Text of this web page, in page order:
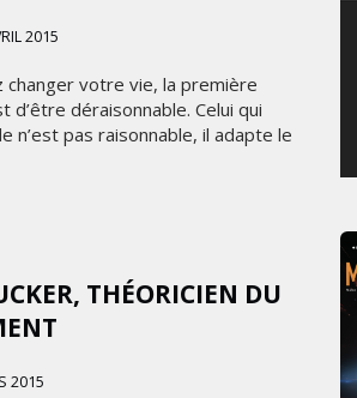
2015
changer votre vie, la première
d’être déraisonnable. Celui qui
n’est pas raisonnable, il adapte le
THÉORICIEN DU
2015